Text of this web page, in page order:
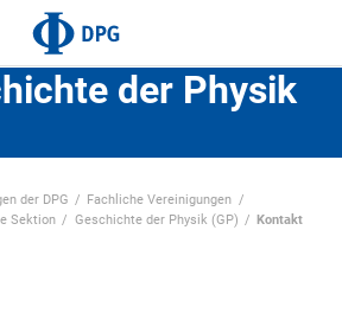
der Physik
der DPG
Fachliche Vereinigungen
Sektion
Geschichte der Physik (GP) Kontakt